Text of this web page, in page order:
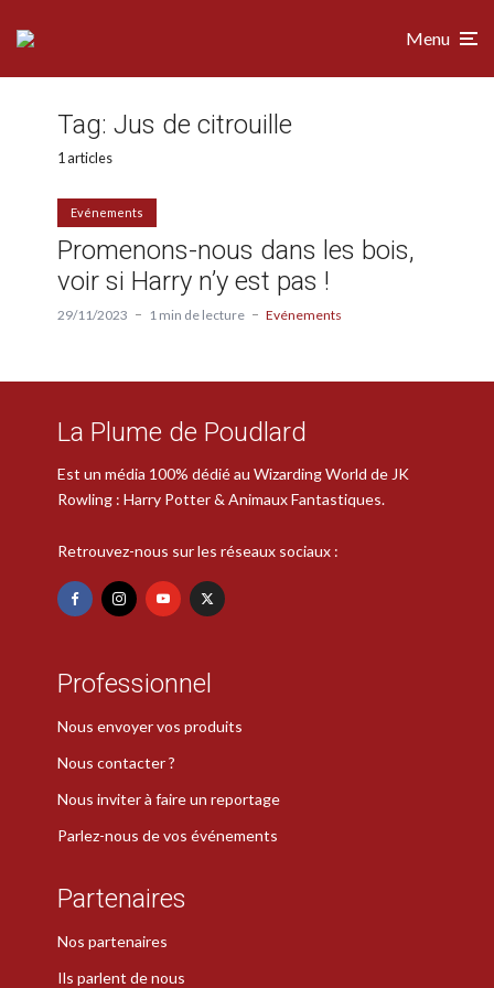
Menu
Tag: Jus de citrouille
1 articles
Evénements
Promenons-nous dans les bois,
voir si Harry n’y est pas !
29/11/2023 1 min de lecture Evénements
La Plume de Poudlard
Est un média 100% dédié au Wizarding World de JK
Rowling : Harry Potter & Animaux Fantastiques.
Retrouvez-nous sur les réseaux sociaux :
Professionnel
Nous envoyer vos produits
Nous contacter ?
Nous inviter à faire un reportage
Parlez-nous de vos événements
Partenaires
Nos partenaires
Ils parlent de nous